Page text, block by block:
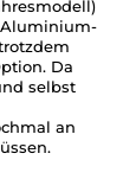
Aluminium-
Da
selbst
an